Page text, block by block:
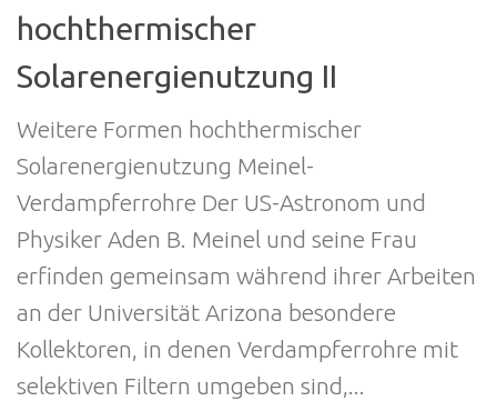
hochthermischer
Solarenergienutzung II
Weitere Formen hochthermischer
Solarenergienutzung Meinel-
Verdampferrohre Der US-Astronom und
Physiker Aden B. Meinel und seine Frau
erfinden gemeinsam während ihrer Arbeiten
an der Universität Arizona besondere
Kollektoren, in denen Verdampferrohre mit
selektiven Filtern umgeben sind,...